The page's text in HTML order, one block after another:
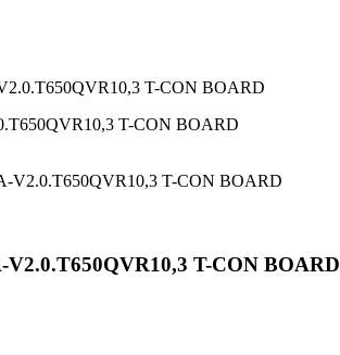
T-CON BOARD
T-CON BOARD